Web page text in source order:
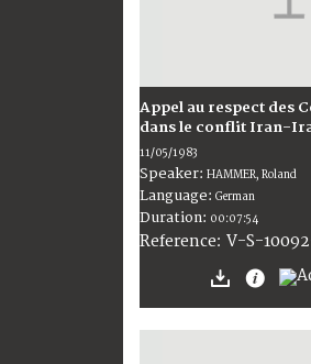
Appel au respect des
dans le conflit Iran-
11/05/1983
Speaker: HAMMER, Roland
Language: German
Duration: 00:07:54
Reference: V-S-